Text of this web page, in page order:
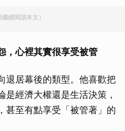
續閱讀本文）
，心裡其實很享受被管
退居幕後的類型。他喜歡把
是經濟大權還是生活決策，
甚至有點享受「被管著」的